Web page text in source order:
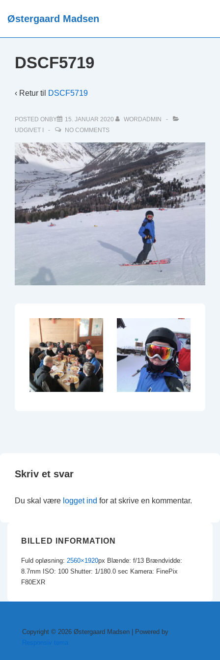
HopØstergaard Madsen
DSCF5719
‹ Retur til DSCF5719
POSTED ONBY 15. JANUAR 2020
WORDADMIN
UDGIVET I
NO COMMENTS
Skriv et svar
Du skal være logget ind for at skrive en kommentar.
BILLED INFORMATION
Fuld opløsning: 2560×1920px Blænde: f/13 Brændvidde:
8.7mm ISO: 100 Shutter: 1/180.0 sec Kamera: FinePix
F80EXR
Copyright © 2026 Østergaard Madsen
| Powered by
Responsiv tema